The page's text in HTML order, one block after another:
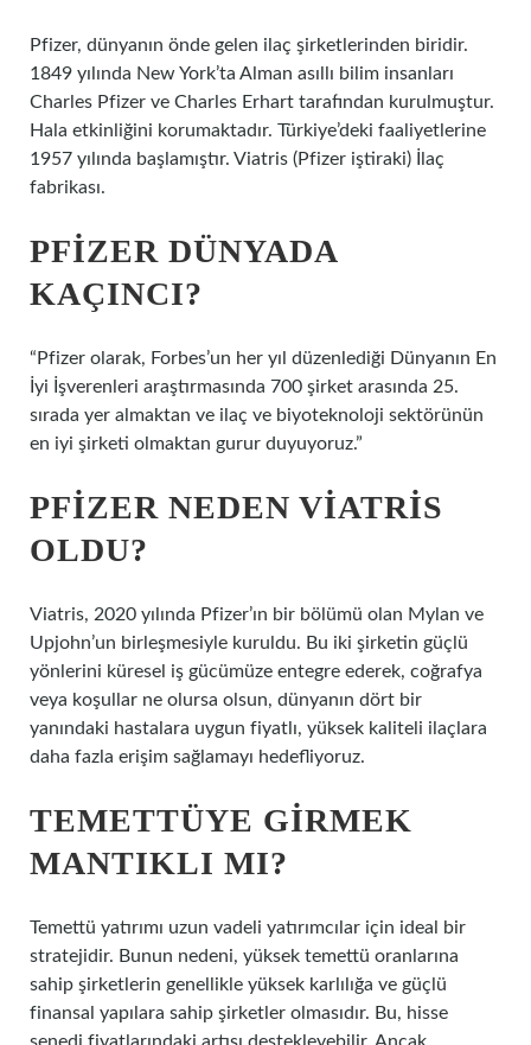
Pfizer, dünyanın önde gelen ilaç şirketlerinden biridir.
1849 yılında New York’ta Alman asıllı bilim insanları
Charles Pfizer ve Charles Erhart tarafından kurulmuştur.
Hala etkinliğini korumaktadır. Türkiye’deki faaliyetlerine
1957 yılında başlamıştır. Viatris (Pfizer iştiraki) İlaç
fabrikası.
PFIZER DÜNYADA
KAÇINCI?
“Pfizer olarak, Forbes’un her yıl düzenlediği Dünyanın En
İyi İşverenleri araştırmasında 700 şirket arasında 25.
sırada yer almaktan ve ilaç ve biyoteknoloji sektörünün
en iyi şirketi olmaktan gurur duyuyoruz.”
PFIZER NEDEN VIATRIS
OLDU?
Viatris, 2020 yılında Pfizer’ın bir bölümü olan Mylan ve
Upjohn’un birleşmesiyle kuruldu. Bu iki şirketin güçlü
yönlerini küresel iş gücümüze entegre ederek, coğrafya
veya koşullar ne olursa olsun, dünyanın dört bir
yanındaki hastalara uygun fiyatlı, yüksek kaliteli ilaçlara
daha fazla erişim sağlamayı hedefliyoruz.
TEMETTÜYE GIRMEK
MANTIKLI MI?
Temettü yatırımı uzun vadeli yatırımcılar için ideal bir
stratejidir. Bunun nedeni, yüksek temettü oranlarına
sahip şirketlerin genellikle yüksek karlılığa ve güçlü
finansal yapılara sahip şirketler olmasıdır. Bu, hisse